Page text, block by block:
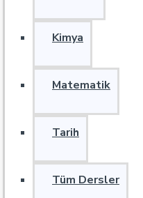
Kimya
Matematik
Tarih
Tüm Dersler